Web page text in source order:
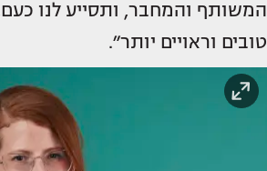
המשותף והמחבר, ותסייע לנו
טובים וראויים יותר״.